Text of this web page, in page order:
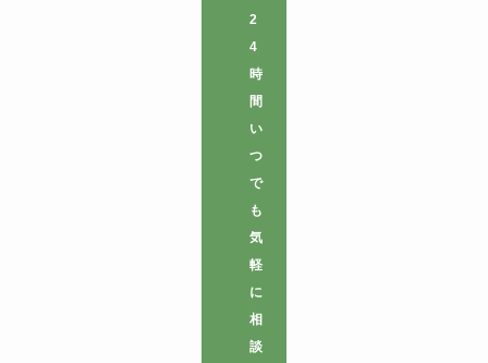
2
4
時
間
い
つ
で
も
気
軽
に
相
談